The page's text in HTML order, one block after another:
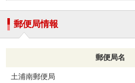
郵便局情報
郵便局名
土浦南郵便局